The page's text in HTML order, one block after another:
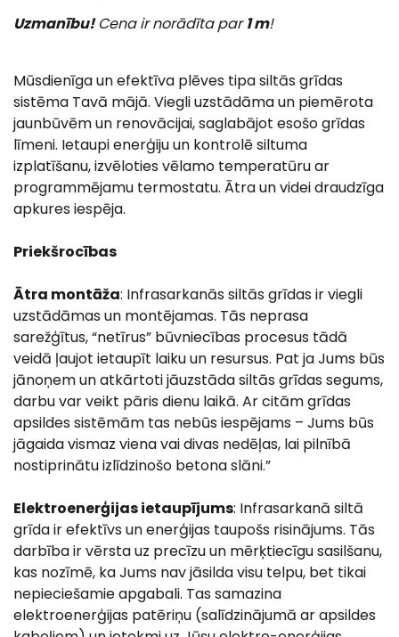
Uzmanību!Cena ir norādīta par1 m!
Mūsdienīga un efektīva plēves tipa siltās grīdas
sistēma Tavā mājā. Viegli uzstādāma un piemērota
jaunbūvēm un renovācijai, saglabājot esošo grīdas
līmeni. Ietaupi enerģiju un kontrolē siltuma
izplatīšanu, izvēloties vēlamo temperatūru ar
programmējamu termostatu. Ātra un videi draudzīga
apkures iespēja.
Priekšrocības
Ātra montāža: Infrasarkanās siltās grīdas ir viegli
uzstādāmas un montējamas. Tās neprasa
sarežģītus, “netīrus” būvniecības procesus tādā
veidā ļaujot ietaupīt laiku un resursus. Pat ja Jums būs
jānoņem un atkārtoti jāuzstāda siltās grīdas segums,
darbu var veikt pāris dienu laikā. Ar citām grīdas
apsildes sistēmām tas nebūs iespējams – Jums būs
jāgaida vismaz viena vai divas nedēļas, lai pilnībā
nostiprinātu izlīdzinošo betona slāni.”
Elektroenerģijas ietaupījums: Infrasarkanā siltā
grīda ir efektīvs un enerģijas taupošs risinājums. Tās
darbība ir vērsta uz precīzu un mērķtiecīgu sasilšanu,
kas nozīmē, ka Jums nav jāsilda visu telpu, bet tikai
nepieciešamie apgabali. Tas samazina
elektroenerģijas patēriņu (salīdzinājumā ar apsildes